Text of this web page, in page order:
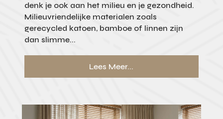
denk je ook aan het milieu en je gezondheid.
Milieuvriendelijke materialen zoals
gerecycled katoen, bamboe of linnen zijn
dan slimme...
Lees Meer...